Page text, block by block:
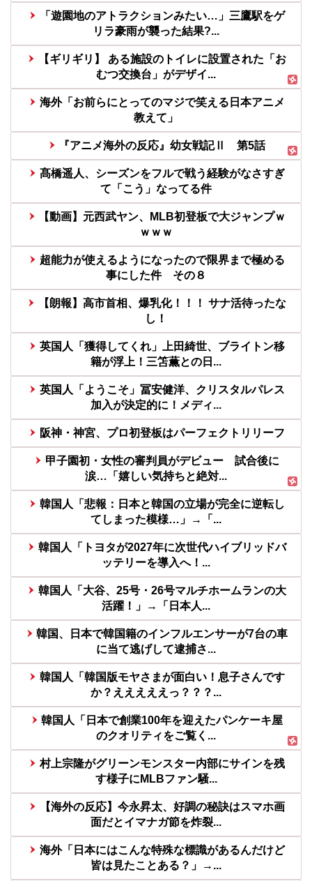
「遊園地のアトラクションみたい…」三鷹駅をゲ
リラ豪雨が襲った結果?...
【ギリギリ】 ある施設のトイレに設置された「お
むつ交換台」がデザイ...
海外「お前らにとってのマジで笑える日本アニメ
教えて」
『アニメ海外の反応』幼女戦記Ⅱ 第5話
髙橋遥人、シーズンをフルで戦う経験がなさすぎ
て「こう」なってる件
【動画】元西武ヤン、MLB初登板で大ジャンプｗ
ｗｗｗ
超能力が使えるようになったので限界まで極める
事にした件 その８
【朗報】高市首相、爆乳化！！！ サナ活待ったな
し！
英国人「獲得してくれ」上田綺世、ブライトン移
籍が浮上！三笘薫との日...
英国人「ようこそ」冨安健洋、クリスタルパレス
加入が決定的に！メディ...
阪神・神宮、プロ初登板はパーフェクトリリーフ
甲子園初・女性の審判員がデビュー 試合後に
涙…「嬉しい気持ちと絶対...
韓国人「悲報：日本と韓国の立場が完全に逆転し
てしまった模様…」→「...
韓国人「トヨタが2027年に次世代ハイブリッドバ
ッテリーを導入へ！...
韓国人「大谷、25号・26号マルチホームランの大
活躍！」→「日本人...
韓国、日本で韓国籍のインフルエンサーが7台の車
に当て逃げして逮捕さ...
韓国人「韓国版モヤさまが面白い！息子さんです
か？えええええっ？？？...
韓国人「日本で創業100年を迎えたパンケーキ屋
のクオリティをご覧く...
村上宗隆がグリーンモンスター内部にサインを残
す様子にMLBファン騒...
【海外の反応】今永昇太、好調の秘訣はスマホ画
面だとイマナガ節を炸裂...
海外「日本にはこんな特殊な標識があるんだけど
皆は見たことある？」→...